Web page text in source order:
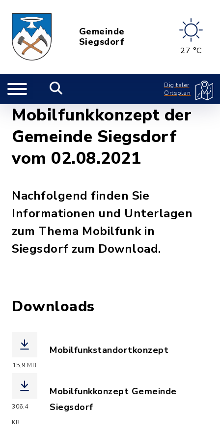
Gemeinde
Siegsdorf
27 °C
Digitaler
Ortsplan
Mobilfunkkonzept der
Gemeinde Siegsdorf
vom 02.08.2021
Nachfolgend finden Sie
Informationen und Unterlagen
zum Thema Mobilfunk in
Siegsdorf zum Download.
Downloads
15,9 MB
Mobilfunkstandortkonzept
306,4
KB
Mobilfunkkonzept Gemeinde
Siegsdorf